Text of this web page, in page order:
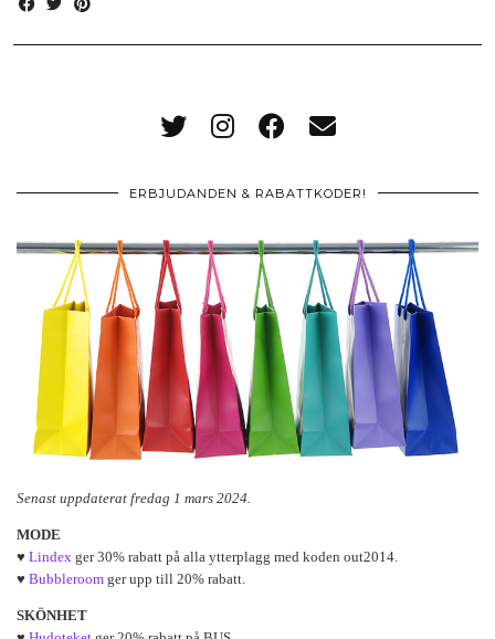
ERBJUDANDEN & RABATTKODER!
Senast uppdaterat fredag 1 mars 2024.
MODE
♥ Lindex ger 30% rabatt på alla ytterplagg med koden out2014.
♥ Bubbleroom ger upp till 20% rabatt.
SKÖNHET